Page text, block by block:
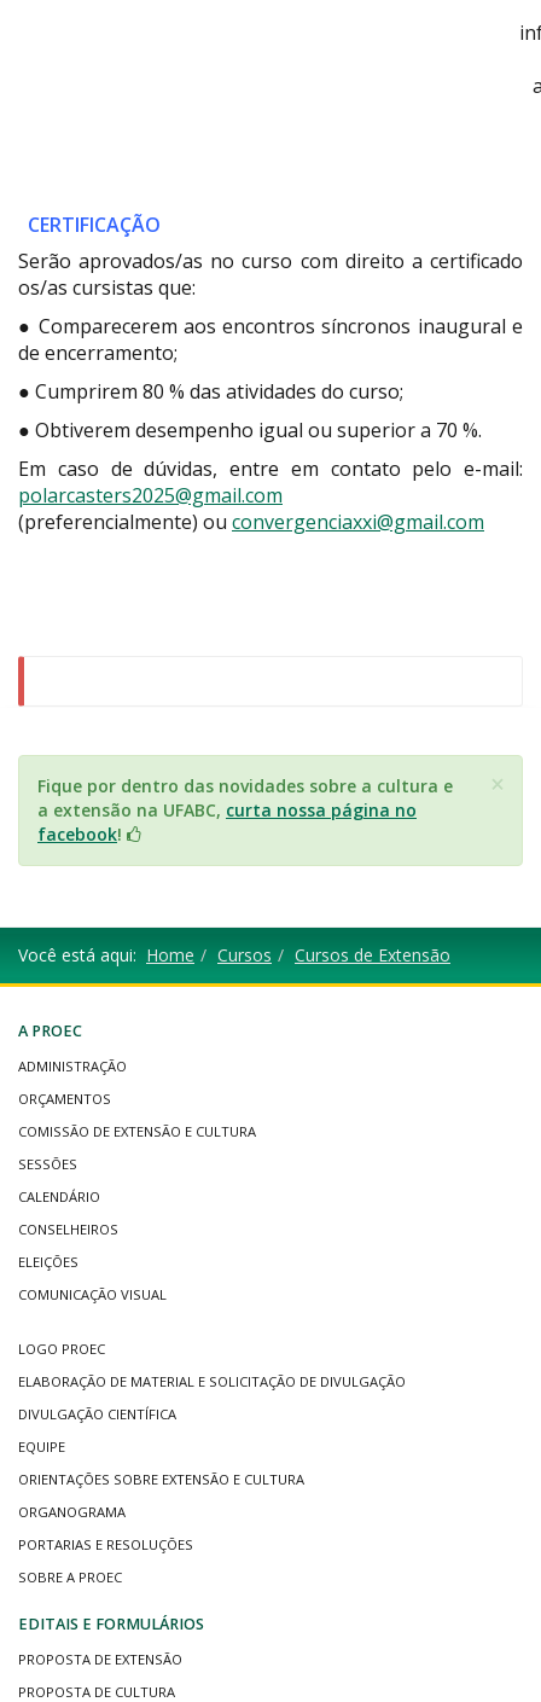
CERTIFICAÇÃO
Serão aprovados/as no curso com direito a certificado
os/as cursistas que:
● Comparecerem aos encontros síncronos inaugural e
de encerramento;
● Cumprirem 80 % das atividades do curso;
● Obtiverem desempenho igual ou superior a 70 %.
Em caso de dúvidas, entre em contato pelo e-mail:
polarcasters2025@gmail.com
(preferencialmente) ou convergenciaxxi@gmail.com
×
Fique por dentro das novidades sobre a cultura e
a extensão na UFABC, curta nossa página no
facebook!
Você está aqui: Home Cursos Cursos de Extensão
A PROEC
ADMINISTRAÇÃO
ORÇAMENTOS
COMISSÃO DE EXTENSÃO E CULTURA
SESSÕES
CALENDÁRIO
CONSELHEIROS
ELEIÇÕES
COMUNICAÇÃO VISUAL
LOGO PROEC
ELABORAÇÃO DE MATERIAL E SOLICITAÇÃO DE DIVULGAÇÃO
DIVULGAÇÃO CIENTÍFICA
EQUIPE
ORIENTAÇÕES SOBRE EXTENSÃO E CULTURA
ORGANOGRAMA
PORTARIAS E RESOLUÇÕES
SOBRE A PROEC
EDITAIS E FORMULÁRIOS
PROPOSTA DE EXTENSÃO
PROPOSTA DE CULTURA